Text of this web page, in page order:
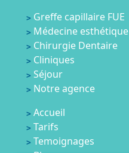
Greffe capillaire FUE
Médecine esthétique
Chirurgie Dentaire
Cliniques
Séjour
Notre agence
Accueil
Tarifs
Temoignages